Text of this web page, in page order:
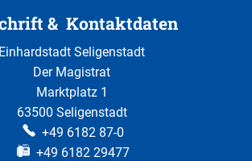
& Kontaktdaten
Einhardstadt Seligenstadt
Der Magistrat
Marktplatz 1
63500 Seligenstadt
+49 6182 87-0
+49 6182 29477